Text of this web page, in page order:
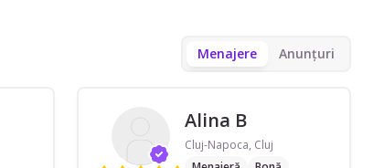
Menajere Anunțuri
Alina B
Cluj-Napoca, Cluj